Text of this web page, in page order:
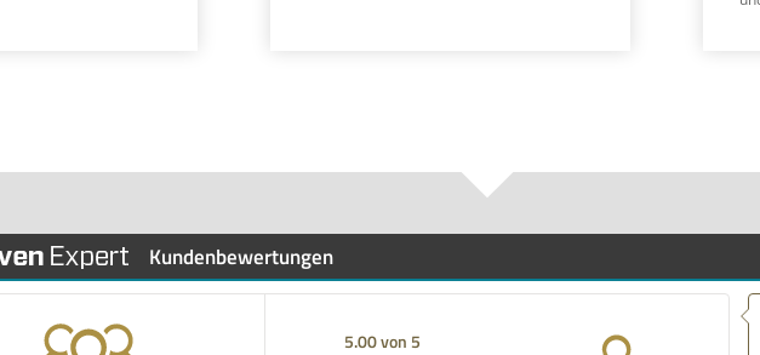
Kundenbewertungen
5.00 von 5